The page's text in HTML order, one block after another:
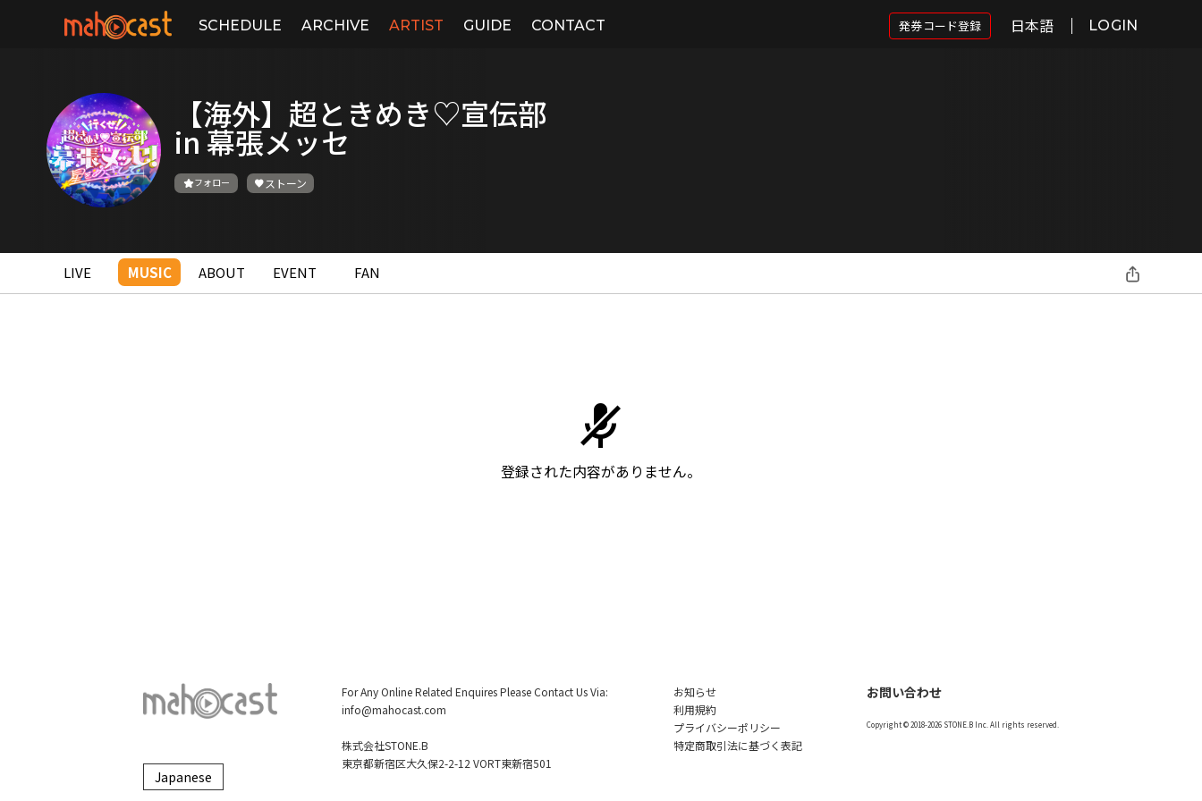
SCHEDULE ARCHIVE ARTIST GUIDE CONTACT 発券コード登録 日本語 LOGIN
【海外】超ときめき♡宣伝部
in 幕張メッセ
フォロー ストーン
LIVE MUSIC ABOUT EVENT FAN
登録された内容がありません。
For Any Online Related Enquires Please Contact Us Via:
info@mahocast.com
株式会社STONE.B
東京都新宿区大久保2-2-12 VORT東新宿501
お知らせ
利用規約
プライバシーポリシー
特定商取引法に基づく表記
お問い合わせ
Copyright © 2018-2026 STONE.B Inc. All rights reserved.